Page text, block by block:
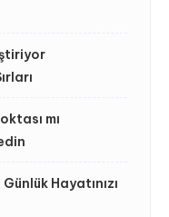
mı
Hayatınızı